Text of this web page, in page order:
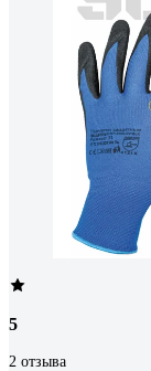
5
2 отзыва